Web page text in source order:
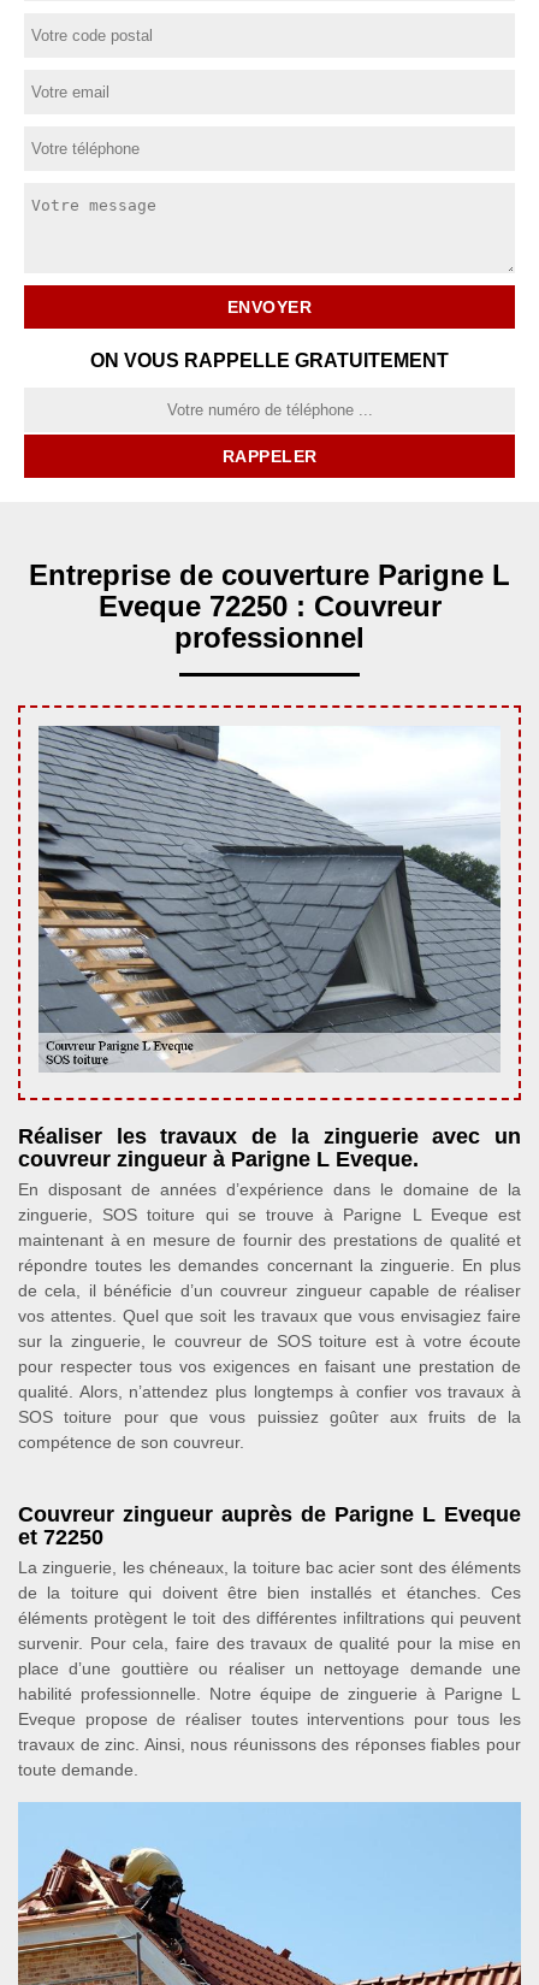
ON VOUS RAPPELLE GRATUITEMENT
Entreprise de couverture Parigne L
Eveque 72250 : Couvreur
professionnel
Réaliser les travaux de la zinguerie avec un
couvreur zingueur à Parigne L Eveque.
En disposant de années d’expérience dans le domaine de la
zinguerie, SOS toiture qui se trouve à Parigne L Eveque est
maintenant à en mesure de fournir des prestations de qualité et
répondre toutes les demandes concernant la zinguerie. En plus
de cela, il bénéficie d’un couvreur zingueur capable de réaliser
vos attentes. Quel que soit les travaux que vous envisagiez faire
sur la zinguerie, le couvreur de SOS toiture est à votre écoute
pour respecter tous vos exigences en faisant une prestation de
qualité. Alors, n’attendez plus longtemps à confier vos travaux à
SOS toiture pour que vous puissiez goûter aux fruits de la
compétence de son couvreur.
Couvreur zingueur auprès de Parigne L Eveque
et 72250
La zinguerie, les chéneaux, la toiture bac acier sont des éléments
de la toiture qui doivent être bien installés et étanches. Ces
éléments protègent le toit des différentes infiltrations qui peuvent
survenir. Pour cela, faire des travaux de qualité pour la mise en
place d’une gouttière ou réaliser un nettoyage demande une
habilité professionnelle. Notre équipe de zinguerie à Parigne L
Eveque propose de réaliser toutes interventions pour tous les
travaux de zinc. Ainsi, nous réunissons des réponses fiables pour
toute demande.